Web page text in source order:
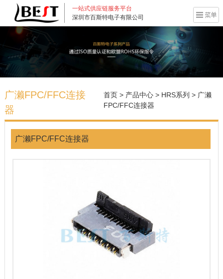
一站式供应链服务平台
深圳市百斯特电子有限公司
广濑FPC/FFC连接
器
首页 > 产品中心 > HRS系列 > 广濑
FPC/FFC连接器
广濑FPC/FFC连接器